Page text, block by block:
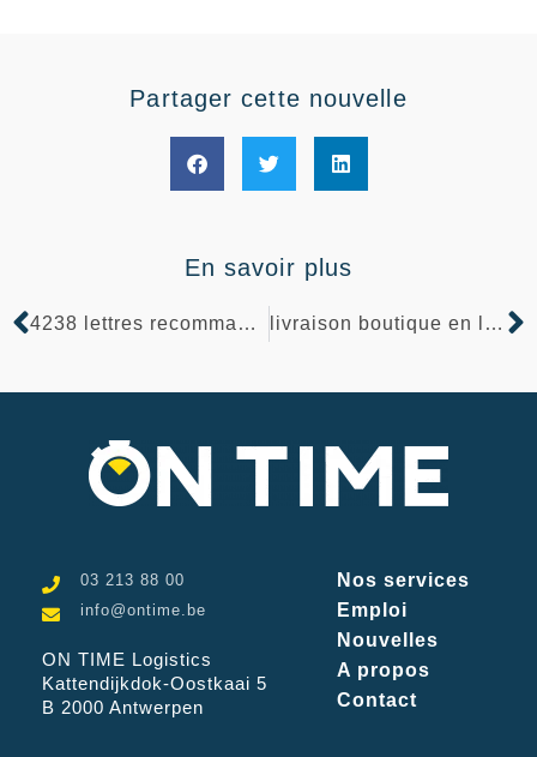
Partager cette nouvelle
En savoir plus
4238 lettres recommandees livraison boutique en ligne sans souci
03 213 88 00
info@ontime.be
ON TIME Logistics
Kattendijkdok-Oostkaai 5
B 2000 Antwerpen
Nos services
Emploi
Nouvelles
A propos
Contact